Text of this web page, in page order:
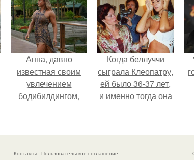
скрывалась
огромная
неуверенность.
Анна, давно
известная своим
увлечением
бодибилдингом,
в роли модели.
Когда беллуччи
сыграла Клеопатру,
ей было 36-37 лет,
и именно тогда она
Контакты Пользовательское соглашение